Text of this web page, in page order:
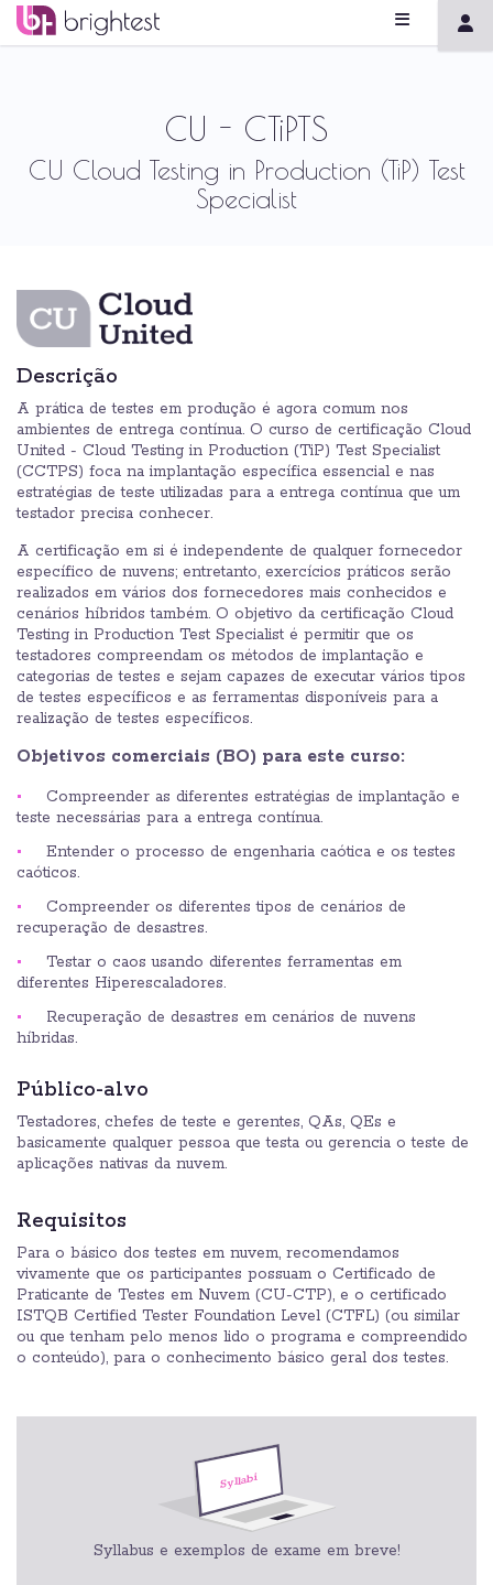
CU - CTiPTS
CU Cloud Testing in Production (TiP) Test
Specialist
Descrição
A prática de testes em produção é agora comum nos
ambientes de entrega contínua. O curso de certificação Cloud
United - Cloud Testing in Production (TiP) Test Specialist
(CCTPS) foca na implantação específica essencial e nas
estratégias de teste utilizadas para a entrega contínua que um
testador precisa conhecer.
A certificação em si é independente de qualquer fornecedor
específico de nuvens; entretanto, exercícios práticos serão
realizados em vários dos fornecedores mais conhecidos e
cenários híbridos também. O objetivo da certificação Cloud
Testing in Production Test Specialist é permitir que os
testadores compreendam os métodos de implantação e
categorias de testes e sejam capazes de executar vários tipos
de testes específicos e as ferramentas disponíveis para a
realização de testes específicos.
Objetivos comerciais (BO) para este curso:
Compreender as diferentes estratégias de implantação e
teste necessárias para a entrega contínua.
Entender o processo de engenharia caótica e os testes
caóticos.
Compreender os diferentes tipos de cenários de
recuperação de desastres.
Testar o caos usando diferentes ferramentas em
diferentes Hiperescaladores.
Recuperação de desastres em cenários de nuvens
híbridas.
Público-alvo
Testadores, chefes de teste e gerentes, QAs, QEs e
basicamente qualquer pessoa que testa ou gerencia o teste de
aplicações nativas da nuvem.
Requisitos
Para o básico dos testes em nuvem, recomendamos
vivamente que os participantes possuam o Certificado de
Praticante de Testes em Nuvem (CU-CTP), e o certificado
ISTQB Certified Tester Foundation Level (CTFL) (ou similar
ou que tenham pelo menos lido o programa e compreendido
o conteúdo), para o conhecimento básico geral dos testes.
Syllabus e exemplos de exame em breve!